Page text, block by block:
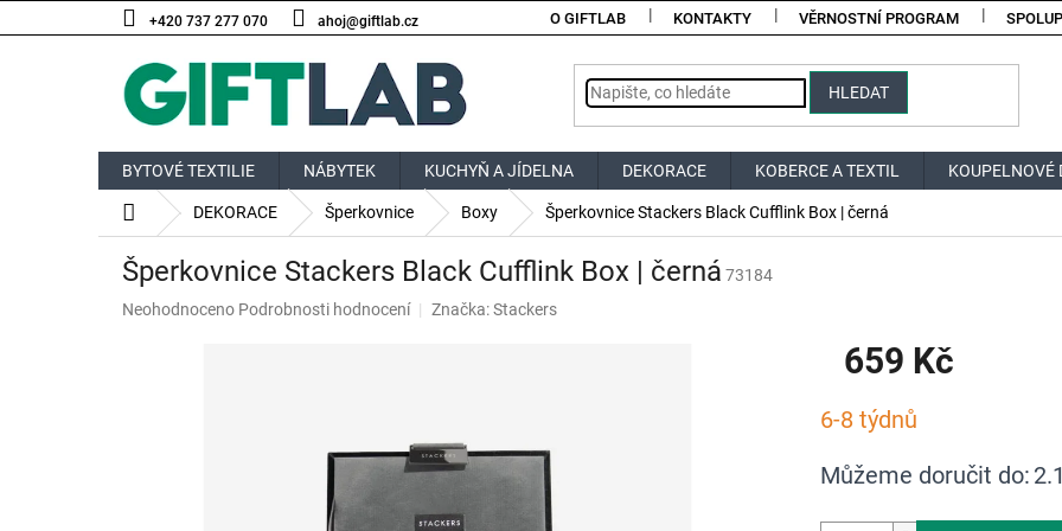
na
+420 737 277 070 ahoj@giftlab.cz O GIFTLAB KONTAKTY VĚRNOSTNÍ PROGRAM
HLEDAT
BYTOVÉ TEXTILIE NÁBYTEK KUCHYŇ A JÍDELNA DEKORACE KOBERCE A TEXTIL KOUPELNOVÉ
Domů DEKORACE Šperkovnice Boxy Šperkovnice Stackers Black Cufflink Box | černá
Šperkovnice Stackers Black Cufflink Box | černá 73184
Průměrné
Neohodnoceno Podrobnosti hodnocení Značka:Stackers
659 Kč
cena:
6-8 týdnů
Můžeme doručit do: